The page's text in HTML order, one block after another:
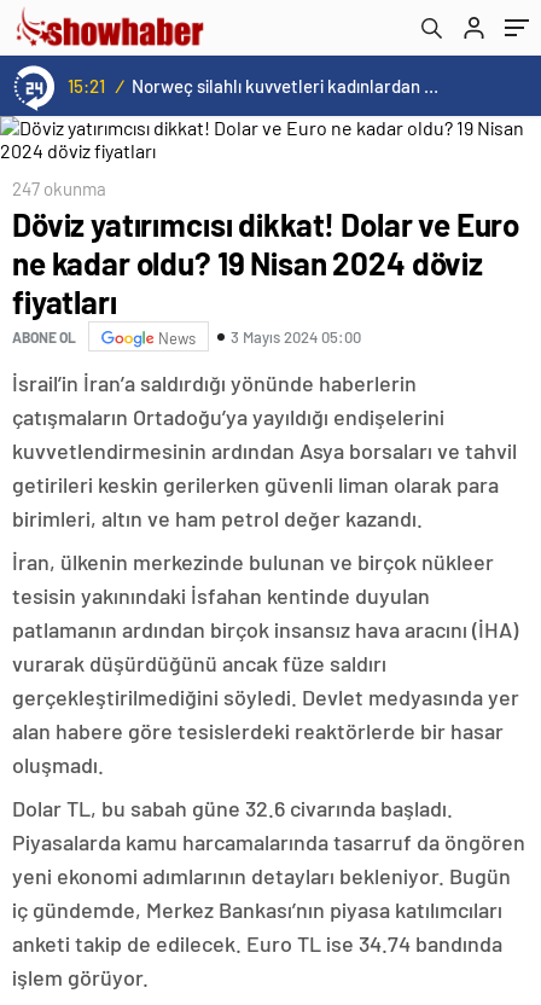
15:21 / Norweç silahlı kuvvetleri kadınlardan oluşan özel kuvvetler eğitimlerini başlattı.
247 okunma
Döviz yatırımcısı dikkat! Dolar ve Euro
ne kadar oldu? 19 Nisan 2024 döviz
fiyatları
ABONE OL News 3 Mayıs 2024 05:00
İsrail’in İran’a saldırdığı yönünde haberlerin
çatışmaların Ortadoğu’ya yayıldığı endişelerini
kuvvetlendirmesinin ardından Asya borsaları ve tahvil
getirileri keskin gerilerken güvenli liman olarak para
birimleri, altın ve ham petrol değer kazandı.
İran, ülkenin merkezinde bulunan ve birçok nükleer
tesisin yakınındaki İsfahan kentinde duyulan
patlamanın ardından birçok insansız hava aracını (İHA)
vurarak düşürdüğünü ancak füze saldırı
gerçekleştirilmediğini söyledi. Devlet medyasında yer
alan habere göre tesislerdeki reaktörlerde bir hasar
oluşmadı.
Dolar TL, bu sabah güne 32.6 civarında başladı.
Piyasalarda kamu harcamalarında tasarruf da öngören
yeni ekonomi adımlarının detayları bekleniyor. Bugün
iç gündemde, Merkez Bankası’nın piyasa katılımcıları
anketi takip de edilecek. Euro TL ise 34.74 bandında
işlem görüyor.